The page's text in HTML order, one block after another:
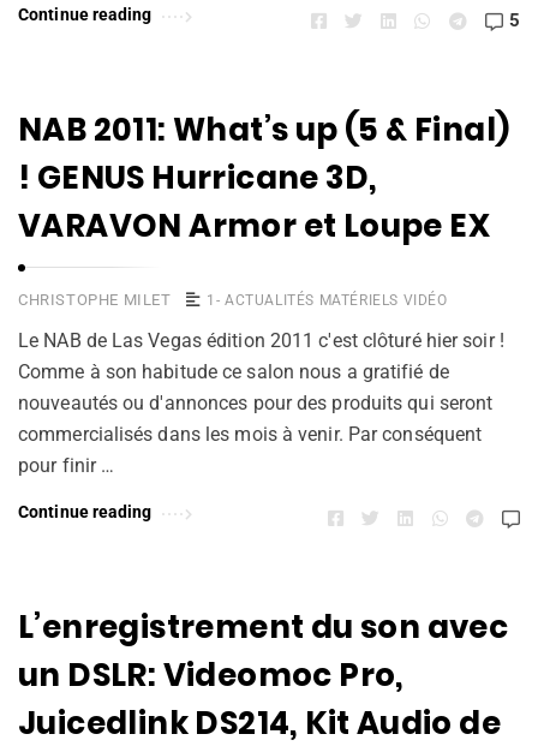
Continue reading 5
NAB 2011: What’s up (5 & Final)
! GENUS Hurricane 3D,
VARAVON Armor et Loupe EX
CHRISTOPHE MILET 1- ACTUALITÉS MATÉRIELS VIDÉO
Le NAB de Las Vegas édition 2011 c'est clôturé hier soir !
Comme à son habitude ce salon nous a gratifié de
nouveautés ou d'annonces pour des produits qui seront
commercialisés dans les mois à venir. Par conséquent
pour finir …
Continue reading
L’enregistrement du son avec
un DSLR: Videomoc Pro,
Juicedlink DS214, Kit Audio de